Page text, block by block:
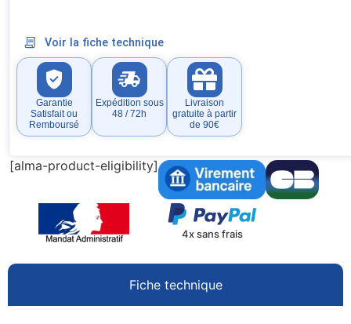
Voir la fiche technique
Garantie
Satisfait ou
Remboursé
Expédition sous
48 / 72h
Livraison
gratuite à partir
de 90€
[alma-product-eligibility]
4x sans frais
Fiche technique